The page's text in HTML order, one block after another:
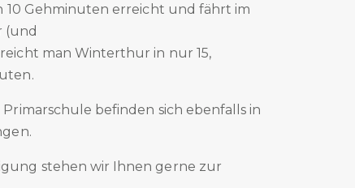
10 Gehminuten erreicht und fährt im
(und
man Winterthur in nur 15,
befinden sich ebenfalls in
stehen wir Ihnen gerne zur